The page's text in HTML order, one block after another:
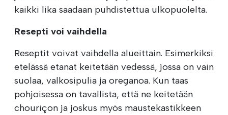
kaikki lika saadaan puhdistettua ulkopuolelta.
Resepti voi vaihdella
Reseptit voivat vaihdella alueittain. Esimerkiksi
etelässä etanat keitetään vedessä, jossa on vain
suolaa, valkosipulia ja oreganoa. Kun taas
pohjoisessa on tavallista, että ne keitetään
chouriçon ja joskus myös maustekastikkeen